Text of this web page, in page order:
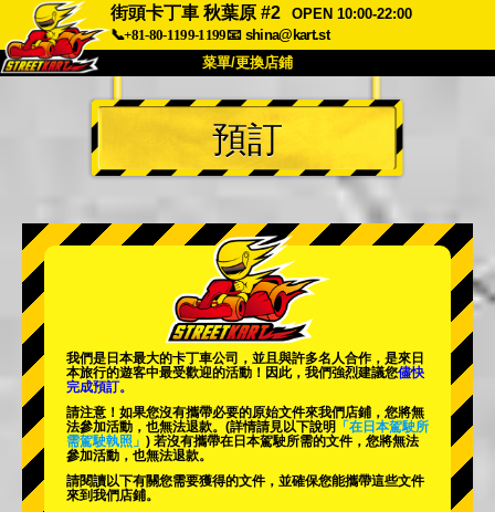
街頭卡丁車 秋葉原 #2
OPEN 10:00-22:00
📞+81-80-1199-1199📧 shina@kart.st
菜單/更換店鋪
首頁
關於我們 規格 價格
公司 預訂
更換店鋪
東京 秋葉原 #2
東京 澀谷分店 東京灣
東京 淺草 大阪
沖繩
預訂
我們是日本最大的卡丁車公司，並且與許多名人合作，是來日
本旅行的遊客中最受歡迎的活動 ！因此，我們強烈建議您儘快
完成預訂。
請注意！如果您沒有攜帶必要的原始文件來我們店鋪，您將無
法參加活動，也無法退款。 (詳情請見以下說明
「在日本駕駛所
需駕駛執照」 ) 若沒有攜帶在日本駕駛所需的文件，您將無法
參加活動，也無法退款。
請閱讀以下有關您需要獲得的文件，並確保您能攜帶這些文件
來到我們店鋪。